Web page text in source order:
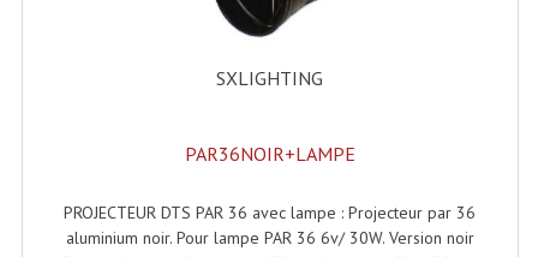
SXLIGHTING
PAR36NOIR+LAMPE
PROJECTEUR DTS PAR 36 avec lampe : Projecteur par 36
aluminium noir. Pour lampe PAR 36 6v/ 30W. Version noir